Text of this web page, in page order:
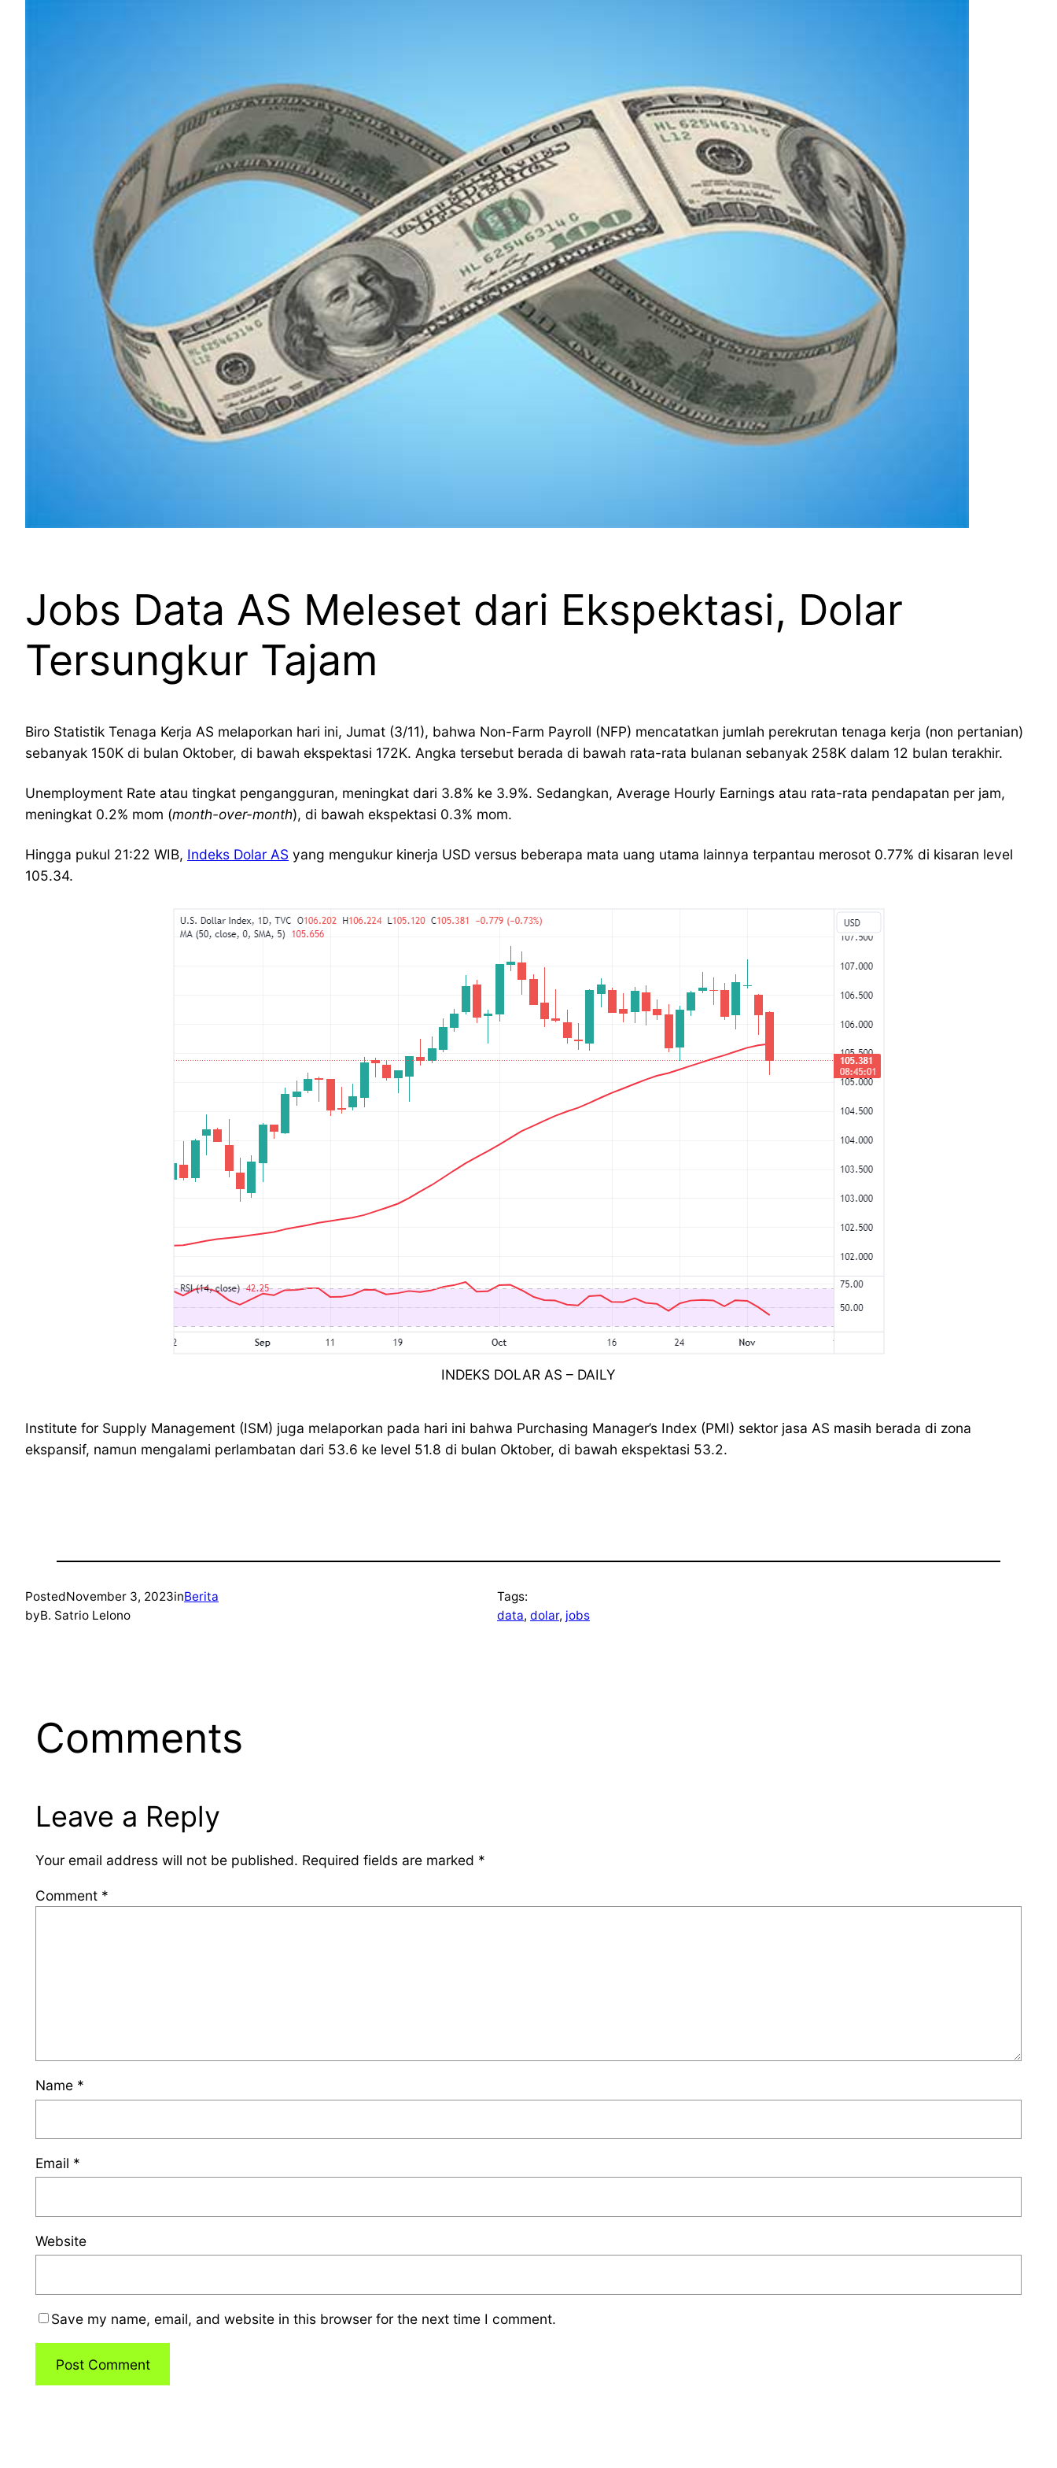
Jobs Data AS Meleset dari Ekspektasi, Dolar
Tersungkur Tajam
Biro Statistik Tenaga Kerja AS melaporkan hari ini, Jumat (3/11), bahwa Non-Farm Payroll (NFP) mencatatkan jumlah perekrutan tenaga kerja (non pertanian)
sebanyak 150K di bulan Oktober, di bawah ekspektasi 172K. Angka tersebut berada di bawah rata-rata bulanan sebanyak 258K dalam 12 bulan terakhir.
Unemployment Rate atau tingkat pengangguran, meningkat dari 3.8% ke 3.9%. Sedangkan, Average Hourly Earnings atau rata-rata pendapatan per jam,
meningkat 0.2% mom (month-over-month), di bawah ekspektasi 0.3% mom.
Hingga pukul 21:22 WIB, Indeks Dolar AS yang mengukur kinerja USD versus beberapa mata uang utama lainnya terpantau merosot 0.77% di kisaran level
105.34.
INDEKS DOLAR AS – DAILY
Institute for Supply Management (ISM) juga melaporkan pada hari ini bahwa Purchasing Manager’s Index (PMI) sektor jasa AS masih berada di zona
ekspansif, namun mengalami perlambatan dari 53.6 ke level 51.8 di bulan Oktober, di bawah ekspektasi 53.2.
PostedNovember 3, 2023inBerita
byB. Satrio Lelono
Tags:
data, dolar, jobs
Comments
Leave a Reply
Your email address will not be published. Required fields are marked *
Comment *
Name *
Email *
Website
Save my name, email, and website in this browser for the next time I comment.